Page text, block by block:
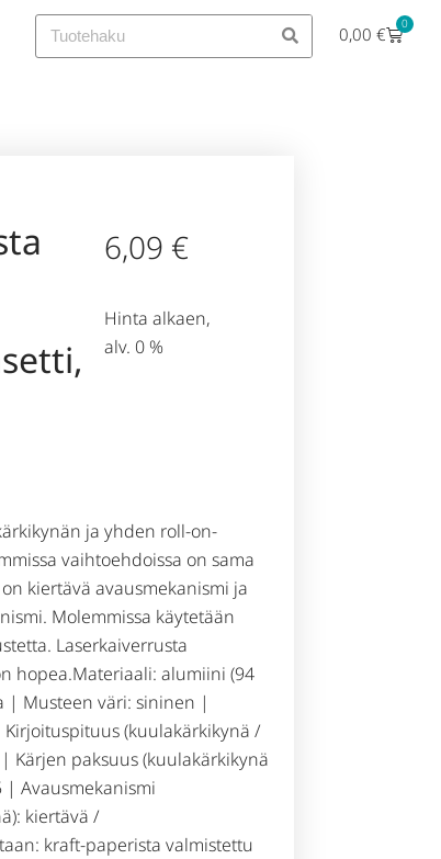
0,00€ 0
6,09 €
Hinta alkaen,
alv. 0 %
ja yhden roll-on-
vaihtoehdoissa on sama
kiertävä avausmekanismi ja
Molemmissa käytetään
Laserkaiverrusta
hopea.Materiaali: alumiini (94
| Musteen väri: sininen |
(kuulakärkikynä /
Kärjen paksuus (kuulakärkikynä
| Avausmekanismi
kiertävä /
kraft-paperista valmistettu